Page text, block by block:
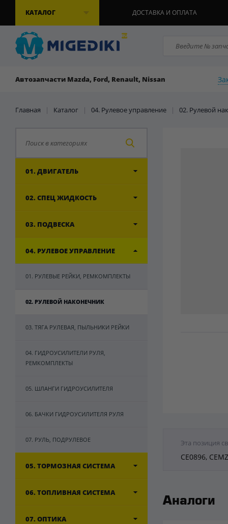
КАТАЛОГ ДОСТАВКА И ОПЛАТА
Автозапчасти Mazda, Ford, Renault, Nissan
Главная | Каталог | 04. Рулевое управление | 02. Рулевой
01. ДВИГАТЕЛЬ
02. СПЕЦ ЖИДКОСТЬ
03. ПОДВЕСКА
04. РУЛЕВОЕ УПРАВЛЕНИЕ
01. РУЛЕВЫЕ РЕЙКИ, РЕМКОМПЛЕКТЫ
02. РУЛЕВОЙ НАКОНЕЧНИК
03. ТЯГА РУЛЕВАЯ, ПЫЛЬНИКИ РЕЙКИ
04. ГИДРОУСИЛИТЕЛИ РУЛЯ,
РЕМКОМПЛЕКТЫ
05. ШЛАНГИ ГИДРОУСИЛИТЕЛЯ
06. БАЧКИ ГИДРОУСИЛИТЕЛЯ РУЛЯ
07. РУЛЬ, ПОДРУЛЕВОЕ
05. ТОРМОЗНАЯ СИСТЕМА
06. ТОПЛИВНАЯ СИСТЕМА
07. ОПТИКА
Эта позиция
CE0896,
Аналоги